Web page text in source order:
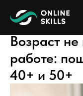
Возраст
работе:
40+ и 50+